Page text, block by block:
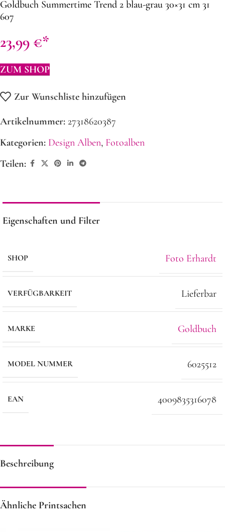
Goldbuch Summertime Trend 2 blau-grau 30×31 cm 31
607
23,99 €
ZUM SHOP
Zur Wunschliste hinzufügen
Artikelnummer: 27318620387
Kategorien: Design Alben, Fotoalben
Teilen:
Eigenschaften und Filter
SHOP Foto Erhardt
VERFÜGBARKEIT Lieferbar
MARKE Goldbuch
MODEL NUMMER 6025512
EAN 4009835316078
Beschreibung
Ähnliche Printsachen